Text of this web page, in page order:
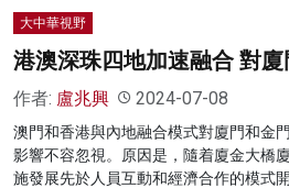
大中華視野
港澳深珠四地加速融合 對
作者: 盧兆興 2024-07-08
澳門和香港與內地融合模式對廈門和金
影響不容忽視。原因是，隨着廈金大橋
施發展先於人員互動和經濟合作的模式開